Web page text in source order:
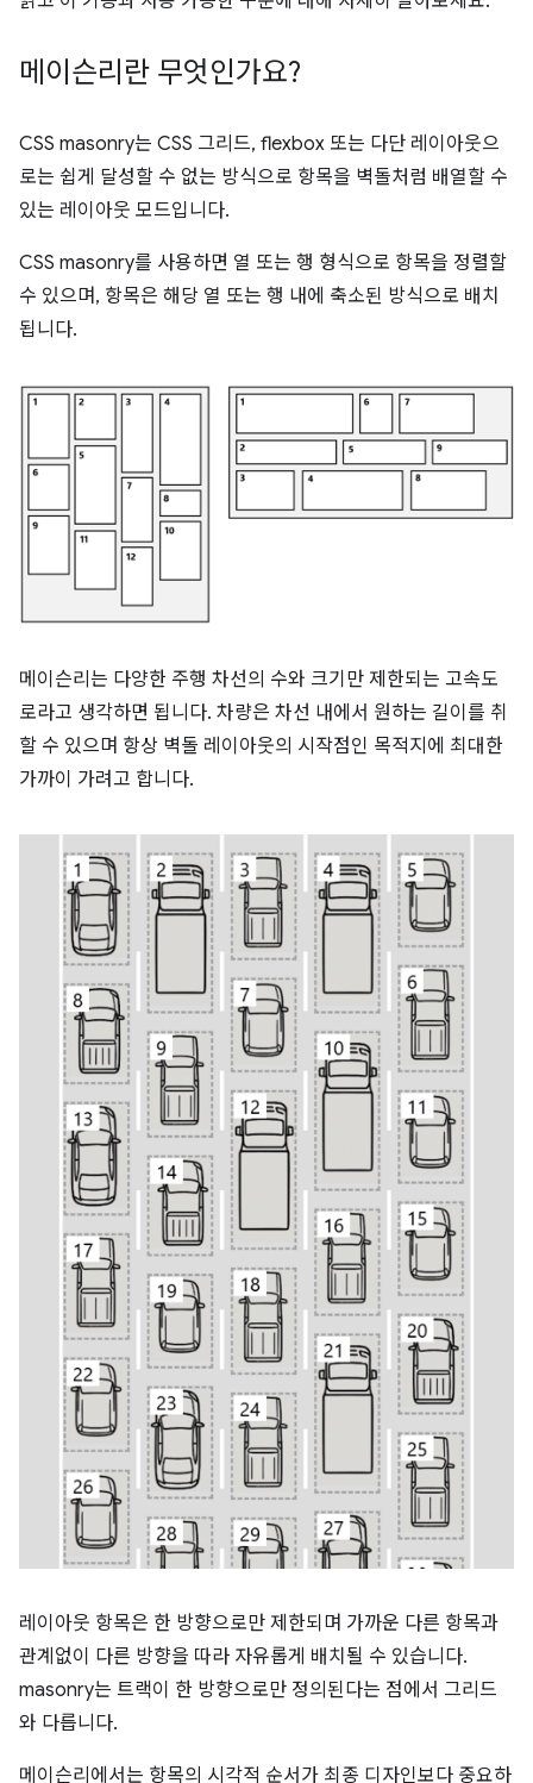
메이슨리란 무엇인가요?
CSS masonry는 CSS 그리드, flexbox 또는 다단 레이아웃으
로는 쉽게 달성할 수 없는 방식으로 항목을 벽돌처럼 배열할 수
있는 레이아웃 모드입니다.
CSS masonry를 사용하면 열 또는 행 형식으로 항목을 정렬할
수 있으며, 항목은 해당 열 또는 행 내에 축소된 방식으로 배치
됩니다.
메이슨리는 다양한 주행 차선의 수와 크기만 제한되는 고속도
로라고 생각하면 됩니다. 차량은 차선 내에서 원하는 길이를 취
할 수 있으며 항상 벽돌 레이아웃의 시작점인 목적지에 최대한
가까이 가려고 합니다.
레이아웃 항목은 한 방향으로만 제한되며 가까운 다른 항목과
관계없이 다른 방향을 따라 자유롭게 배치될 수 있습니다.
masonry는 트랙이 한 방향으로만 정의된다는 점에서 그리드
와 다릅니다.
메이슨리에서는 항목의 시각적 순서가 최종 디자인보다 중요하